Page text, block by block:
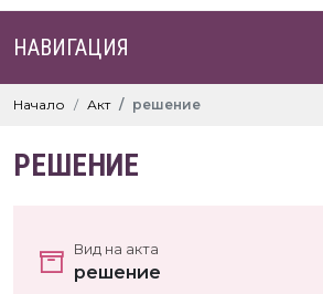
НАВИГАЦИЯ
Начало Акт решение
РЕШЕНИЕ
Вид на акта
решение